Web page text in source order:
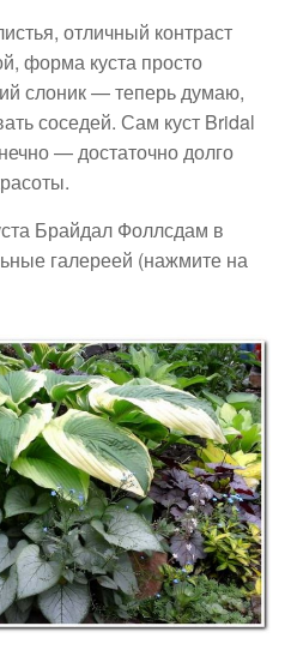
отличный контраст
форма куста просто
слоник — теперь думаю,
соседей. Сам куст Bridal
— достаточно долго
Брайдал Фоллсдам в
галереей (нажмите на